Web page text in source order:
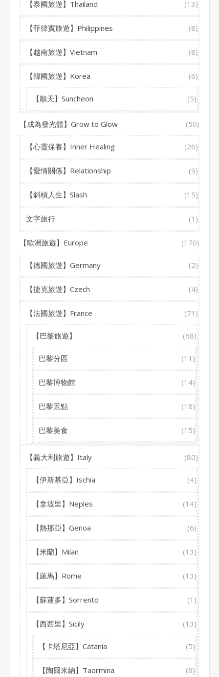
【泰國旅遊】Thailand (13)
【菲律賓旅遊】Philippines (8)
【越南旅遊】Vietnam (8)
【韓國旅遊】Korea (6)
【順天】Suncheon (5)
【成為發光體】Grow to Glow (50)
【心靈保養】Inner Healing (26)
【愛情關係】Relationship (9)
【斜槓人生】Slash (15)
文字旅行 (1)
【歐洲旅遊】Europe (170)
【德國旅遊】Germany (2)
【捷克旅遊】Czech (4)
【法國旅遊】France (71)
【巴黎旅遊】 (68)
巴黎分區 (11)
巴黎博物館 (14)
巴黎景點 (18)
巴黎美食 (15)
【義大利旅遊】Italy (80)
【伊斯基亞】Ischia (4)
【拿坡里】Neples (14)
【熱那亞】Genoa (6)
【米蘭】Milan (13)
【羅馬】Rome (13)
【蘇蓮多】Sorrento (1)
【西西里】Sicily (13)
【卡塔尼亞】Catania (5)
【陶爾米納】Taormina (8)